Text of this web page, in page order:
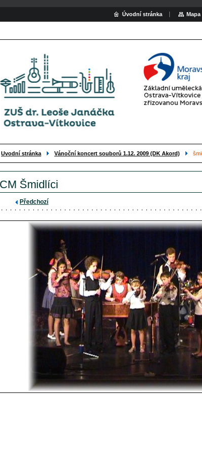
Uvodní stránka Vánoční koncert souborů 1.12. 2009 (DK Akord)
CM Šmidlíci
Předchozí
Úvodní stránka